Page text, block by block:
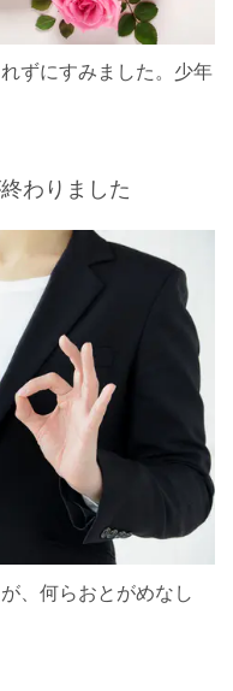
ずにすみました。少年
わりました
、何らおとがめなし